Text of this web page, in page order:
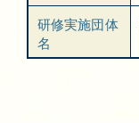
研修実施団体
名